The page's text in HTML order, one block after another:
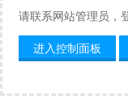
请联系网站管理员，
进入控制面板